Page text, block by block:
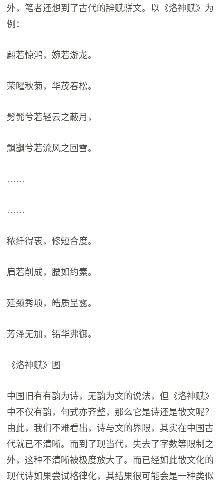
外，笔者还想到了古代的辞赋骈文。以《洛神赋》为
例：
翩若惊鸿，婉若游龙。
荣曜秋菊，华茂春松。
髣髴兮若轻云之蔽月，
飘飖兮若流风之回雪。
……
……
秾纤得衷，修短合度。
肩若削成，腰如约素。
延颈秀项，皓质呈露。
芳泽无加，铅华弗御。
《洛神赋》图
中国旧有有韵为诗，无韵为文的说法，但《洛神赋》
中不仅有韵，句式亦齐整，那么它是诗还是散文呢？
由此，我们不难看出，诗与文的界限，其实在中国古
代就已不清晰。而到了现当代，失去了字数等限制之
外，这种不清晰被极度放大了。而已经如此散文化的
现代诗如果尝试格律化，其结果很可能会是一种类似